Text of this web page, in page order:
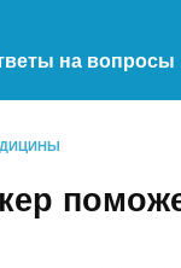
на вопросы